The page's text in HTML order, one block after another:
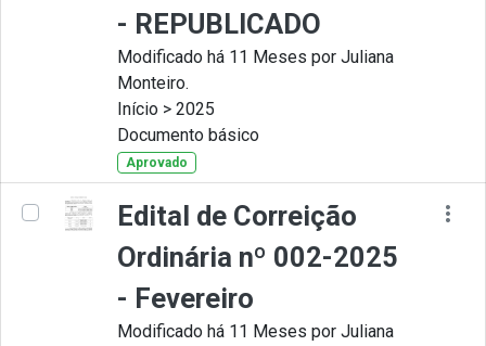
- REPUBLICADO
Modificado há 11 Meses por Juliana
Monteiro.
Início > 2025
Documento básico
Aprovado
Edital de Correição
Ordinária nº 002-2025
- Fevereiro
Modificado há 11 Meses por Juliana